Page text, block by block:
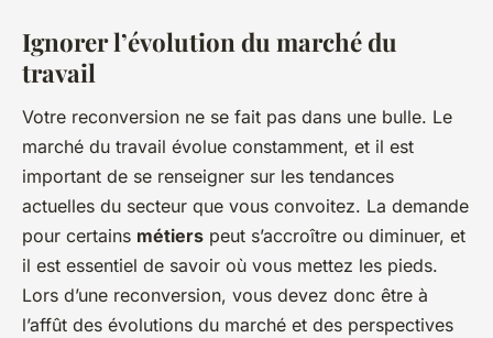
Ignorer l’évolution du marché du
travail
Votre reconversion ne se fait pas dans une bulle. Le
marché du travail évolue constamment, et il est
important de se renseigner sur les tendances
actuelles du secteur que vous convoitez. La demande
pour certains métiers peut s’accroître ou diminuer, et
il est essentiel de savoir où vous mettez les pieds.
Lors d’une reconversion, vous devez donc être à
l’affût des évolutions du marché et des perspectives